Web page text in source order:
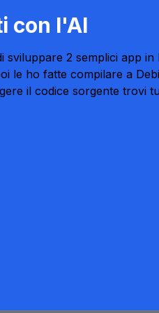
con l'AI
sviluppare 2 semplici app in
le ho fatte compilare a
il codice sorgente trovi